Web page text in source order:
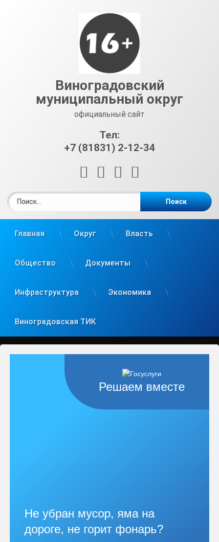
Виноградовский
муниципальный округ
официальный сайт
Тел:
+7 (81831) 2-12-34
RSS E-mailВКонтакте
Главная Округ Власть
Общество Документы
Инфраструктура Экономика
Виноградовская ТИК
Решаем вместе
Не убран мусор, яма на
дороге, не горит фонарь?